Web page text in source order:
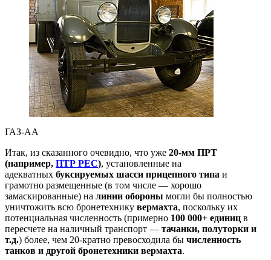
ГАЗ-АА
Итак, из сказанного очевидно, что уже 20-мм ПРТ
(например, ПТР РЕС), установленные на
адекватных буксируемых шасси прицепного типа и
грамотно размещенные (в том числе — хорошо
замаскированные) на линии обороны могли бы полностью
уничтожить всю бронетехнику вермахта, поскольку их
потенциальная численность (примерно 100 000+ единиц в
пересчете на наличный транспорт — тачанки, полуторки и
т.д.) более, чем 20-кратно превосходила бы численность
танков и другой бронетехники вермахта.